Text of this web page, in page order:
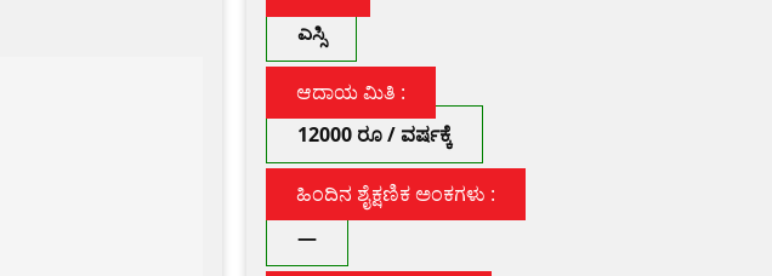
ಎಸ್ಸಿ
ಆದಾಯ ಮಿತಿ :
12000 ರೂ / ವರ್ಷಕ್ಕೆ
ಹಿಂದಿನ ಶೈಕ್ಷಣಿಕ ಅಂಕಗಳು :
—